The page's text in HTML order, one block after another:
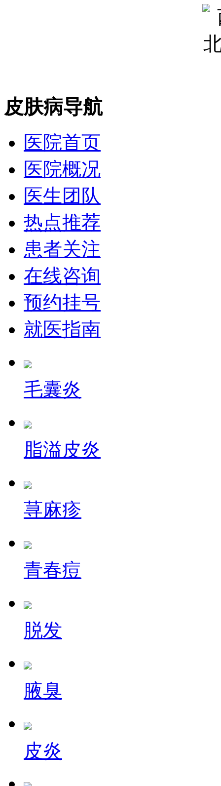
皮肤病导航
医院首页
医院概况
医生团队
热点推荐
患者关注
在线咨询
预约挂号
就医指南
毛囊炎
脂溢皮炎
荨麻疹
青春痘
脱发
腋臭
皮炎